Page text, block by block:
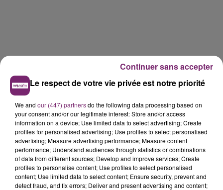
Le respect de votre vie privée est notre priorité
We and our (447) partnersdo the following data processing based on
your consent and/or our legitimate interest: Store and/or access
information on a device; Use limited data to select advertising; Create
profiles for personalised advertising; Use profiles to select personalised
advertising; Measure advertising performance; Measure content
performance; Understand audiences through statistics or combinations
of data from different sources; Develop and improve services; Create
profiles to personalise content; Use profiles to select personalised
content; Use limited data to select content; Ensure security, prevent and
detect fraud, and fix errors; Deliver and present advertising and content;
Continuer sans accepter